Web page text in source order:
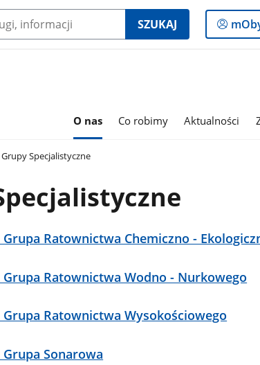
SZUKAJ
do
O nas Co robimy Aktualności
Grupy Specjalistyczne
Ratownictwa Chemiczno -
Grupa Ratownictwa Wodno - Nurkowego
Ratownictwa Wysokościowego
Sonarowa